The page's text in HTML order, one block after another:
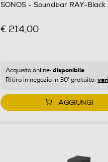
SONOS - Soundbar RAY-Black
€ 214,00
Acquisto online: disponibile
Ritiro in negozio in 30' gratuito:
AGGIUNGI